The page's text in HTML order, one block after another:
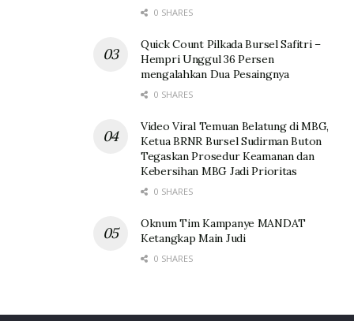
0 SHARES
Quick Count Pilkada Bursel Safitri –
Hempri Unggul 36 Persen
mengalahkan Dua Pesaingnya
0 SHARES
Video Viral Temuan Belatung di MBG,
Ketua BRNR Bursel Sudirman Buton
Tegaskan Prosedur Keamanan dan
Kebersihan MBG Jadi Prioritas
0 SHARES
Oknum Tim Kampanye MANDAT
Ketangkap Main Judi
0 SHARES